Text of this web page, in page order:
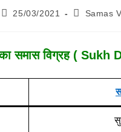
Post25/03/2021
PostSamas
समास विग्रह ( Sukh